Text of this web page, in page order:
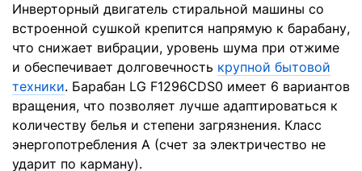
Инверторный двигатель стиральной машины со
встроенной сушкой крепится напрямую к барабану,
что снижает вибрации, уровень шума при отжиме
и обеспечивает долговечность крупной бытовой
техники. Барабан LG F1296CDS0 имеет 6 вариантов
вращения, что позволяет лучше адаптироваться к
количеству белья и степени загрязнения. Класс
энергопотребления A (счет за электричество не
ударит по карману).